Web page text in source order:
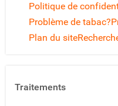
Politique de
Problème de tabac?
Plan du site
Traitements